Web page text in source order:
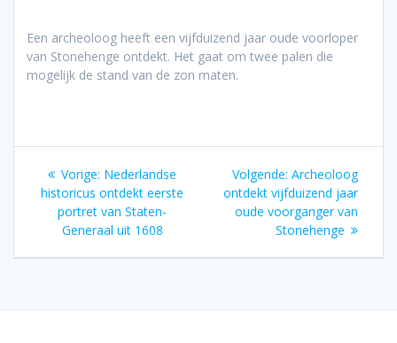
Een archeoloog heeft een vijfduizend jaar oude voorloper
van Stonehenge ontdekt. Het gaat om twee palen die
mogelijk de stand van de zon maten.
Bericht
navigatie
Vorige: Vorig
bericht:
Nederlandse
historicus ontdekt eerste
portret van Staten-
Generaal uit 1608
Volgende: Volgend
bericht:
Archeoloog
ontdekt vijfduizend jaar
oude voorganger van
Stonehenge